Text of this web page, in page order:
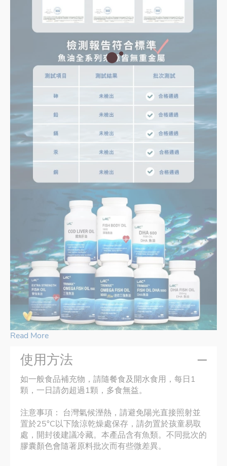
Read More
使用方法
如一般食品補充物，請隨餐食及開水食用，每日1
顆，一日請勿超過1顆，多食無益。
注意事項： 台灣氣候溼熱，請避免陽光直接照射並
置於25°C以下陰涼乾燥處保存，請勿置於孩童易取
處，開封後建議冷藏。本產品含有魚類。不同批次的
膠囊顏色會隨著原料批次而有些微差異。